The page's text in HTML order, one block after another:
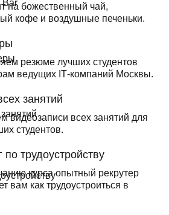
на божественный чай,
кофе и воздушные печеньки.
резюме лучших студентов
ведущих ІТ-компаний Москвы.
занятий
видеозаписи всех занятий для
студентов.
по трудоустройству
курса опытный рекрутер
вам как трудоустроиться в